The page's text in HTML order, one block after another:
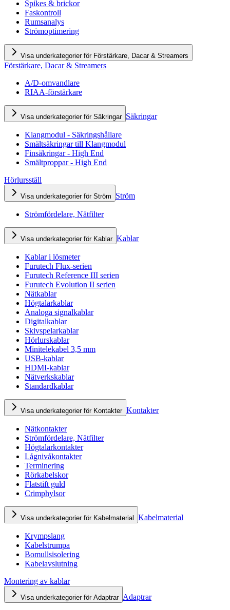
Spikes & brickor
Faskontroll
Rumsanalys
Strömoptimering
Visa underkategorier för Förstärkare, Dacar & Streamers
Förstärkare, Dacar & Streamers
A/D-omvandlare
RIAA-förstärkare
Visa underkategorier för Säkringar Säkringar
Klangmodul - Säkringshållare
Smältsäkringar till Klangmodul
Finsäkringar - High End
Smältproppar - High End
Hörlursställ
Visa underkategorier för Ström Ström
Strömfördelare, Nätfilter
Visa underkategorier för Kablar Kablar
Kablar i lösmeter
Furutech Flux-serien
Furutech Reference III serien
Furutech Evolution II serien
Nätkablar
Högtalarkablar
Analoga signalkablar
Digitalkablar
Skivspelarkablar
Hörlurskablar
Minitelekabel 3,5 mm
USB-kablar
HDMI-kablar
Nätverkskablar
Standardkablar
Visa underkategorier för Kontakter Kontakter
Nätkontakter
Strömfördelare, Nätfilter
Högtalarkontakter
Lågnivåkontakter
Terminering
Rörkabelskor
Flatstift guld
Crimphylsor
Visa underkategorier för Kabelmaterial Kabelmaterial
Krympslang
Kabelstrumpa
Bomullsisolering
Kabelavslutning
Montering av kablar
Visa underkategorier för Adaptrar Adaptrar